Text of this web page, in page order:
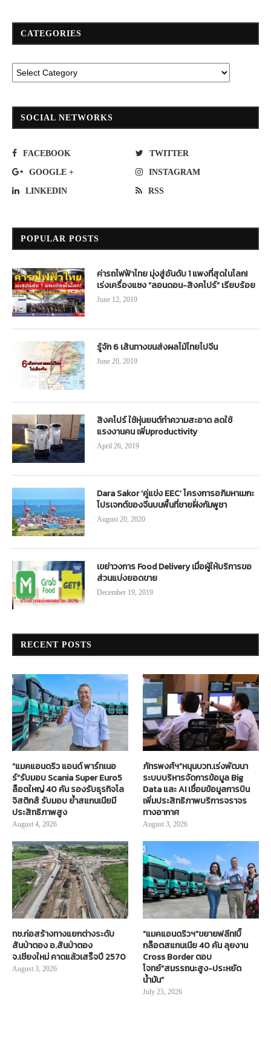
CATEGORIES
SOCIAL NETWORKS
FACEBOOK TWITTER
GOOGLE + INSTAGRAM
LINKEDIN RSS
POPULAR POSTS
ค่ารถไฟฟ้าไทย มุ่งสู่อันดับ 1 แพงที่สุดในโลก!
เร่งเครื่องแซง “ลอนดอน-สิงคโปร์” เรียบร้อย
June 12, 2019
รู้จัก 6 เส้นทางขนส่งผลไม้ไทยไปจีน
June 20, 2019
สิงคโปร์ ใช้หุ่นยนต์ทำความสะอาด ลดใช้
แรงงานคน เพิ่มproductivity
April 26, 2019
Dara Sakor ‘คู่แข่ง EEC’ โครงการอภิมหาเมกะ
โปรเจกต์ของจีนบนพื้นที่ชายฝั่งกัมพูชา
August 20, 2020
เขย่าวงการ Food Delivery เมื่อผู้ให้บริการขอ
ส่วนแบ่งยอดขาย
December 19, 2019
RECENT POSTS
“แมคแอนดริว แอนด์ พาร์ทเนอ
ร์”รับมอบ Scania Super Euro5
ล็อตใหญ่ 40 คัน รองรับธุรกิจโล
จิสติกส์ รับมอบ ย้ำสแกนเนียมี
ประสิทธิภาพสูง
August 4, 2026
ภัทรพงศ์ฯ”หนุนบวท.เร่งพัฒนา
ระบบบริหารจัดการข้อมูล Big
Data และ AI เชื่อมข้อมูลการบิน
เพิ่มประสิทธิภาพบริการจราจร
ทางอากาศ
August 3, 2026
ทช.ก่อสร้างทางแยกต่างระดับ
สันป่าตอง อ.สันป่าตอง
จ.เชียงใหม่ คาดแล้วเสร็จปี 2570
August 3, 2026
“แมคแอนดริวฯ”ขยายฟลีท!บิ๊
กล็อตสแกนเนีย 40 คัน ลุยงาน
Cross Border ตอบ
โจทย์“สมรรถนะสูง-ประหยัด
น้ำมัน”
July 25, 2026